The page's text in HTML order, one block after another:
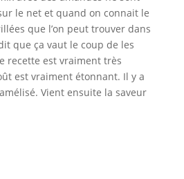
le net et quand on connait le
que l’on peut trouver dans
que ça vaut le coup de les
recette est vraiment très
est vraiment étonnant. Il y a
Vient ensuite la saveur